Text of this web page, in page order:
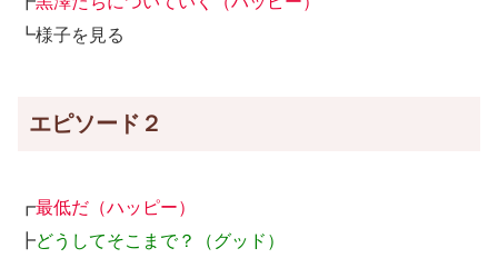
┗様子を見る
エピソード２
┏最低だ（ハッピー）
┣どうしてそこまで？（グッド）